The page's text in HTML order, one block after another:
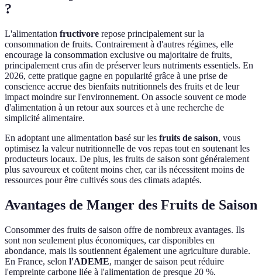
?
L'alimentation fructivore repose principalement sur la
consommation de fruits. Contrairement à d'autres régimes, elle
encourage la consommation exclusive ou majoritaire de fruits,
principalement crus afin de préserver leurs nutriments essentiels. En
2026, cette pratique gagne en popularité grâce à une prise de
conscience accrue des bienfaits nutritionnels des fruits et de leur
impact moindre sur l'environnement. On associe souvent ce mode
d'alimentation à un retour aux sources et à une recherche de
simplicité alimentaire.
En adoptant une alimentation basé sur les fruits de saison, vous
optimisez la valeur nutritionnelle de vos repas tout en soutenant les
producteurs locaux. De plus, les fruits de saison sont généralement
plus savoureux et coûtent moins cher, car ils nécessitent moins de
ressources pour être cultivés sous des climats adaptés.
Avantages de Manger des Fruits de Saison
Consommer des fruits de saison offre de nombreux avantages. Ils
sont non seulement plus économiques, car disponibles en
abondance, mais ils soutiennent également une agriculture durable.
En France, selon l'ADEME, manger de saison peut réduire
l'empreinte carbone liée à l'alimentation de presque 20 %.